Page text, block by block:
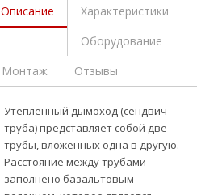
Описание
Характеристики
Оборудование
Монтаж
Отзывы
Утепленный дымоход (сендвич
труба) представляет собой две
трубы, вложенных одна в другую.
Расстояние между трубами
заполнено базальтовым